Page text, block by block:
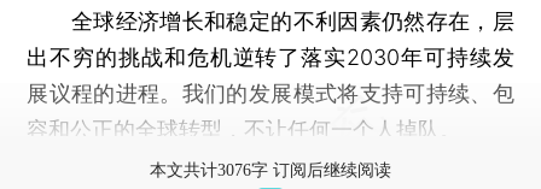
全球经济增长和稳定的不利因素仍然存在，层
出不穷的挑战和危机逆转了落实2030年可持续发
展议程的进程。我们的发展模式将支持可持续、包
容和公正的全球转型，不让任何一个人掉队。
本文共计3076字 订阅后继续阅读